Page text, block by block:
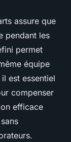
assure que
pendant les
permet
équipe
est essentiel
compenser
efficace